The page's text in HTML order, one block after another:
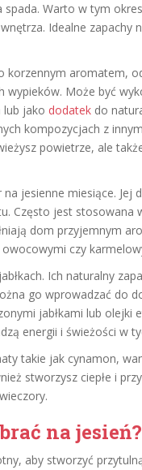
Warto w tym
Idealne zapachy
korzennym aromatem,
wypieków. Może być
lub jako dodatek do
kompozycjach z
powietrze, ale
jesienne miesiące. Jej
Często jest stosowana
dom przyjemnym
czy
Ich naturalny
go wprowadzać do
jabłkami lub olejki
energii i świeżości w
takie jak cynamon,
stworzysz ciepłe i
na jesień?
aby stworzyć